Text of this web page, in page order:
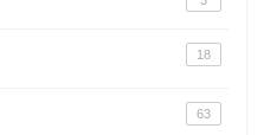
18
63